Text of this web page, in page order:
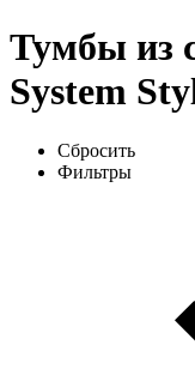
Тумбы из
System
Сбросить
Фильтры